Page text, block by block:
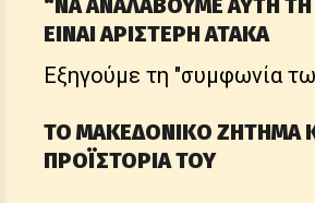
“ΝΑ ΑΝΑΛΑΒΟΥΜΕ ΑΥΤΗ ΤΗ
ΕΙΝΑΙ ΑΡΙΣΤΕΡΗ ΑΤΑΚΑ
Εξηγούμε τη "συμφωνία
ΤΟ ΜΑΚΕΔΟΝΙΚΟ ΖΗΤΗΜΑ
ΠΡΟΪΣΤΟΡΙΑ ΤΟΥ